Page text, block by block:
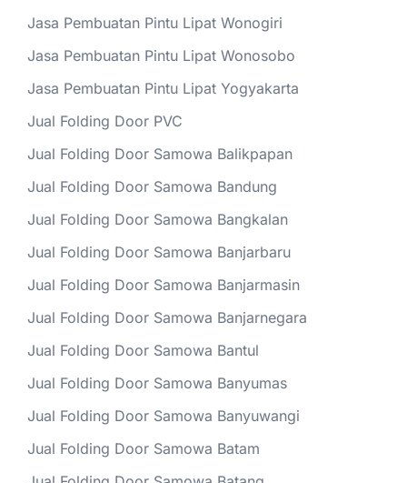
Jasa Pembuatan Pintu Lipat Wonogiri
Jasa Pembuatan Pintu Lipat Wonosobo
Jasa Pembuatan Pintu Lipat Yogyakarta
Jual Folding Door PVC
Jual Folding Door Samowa Balikpapan
Jual Folding Door Samowa Bandung
Jual Folding Door Samowa Bangkalan
Jual Folding Door Samowa Banjarbaru
Jual Folding Door Samowa Banjarmasin
Jual Folding Door Samowa Banjarnegara
Jual Folding Door Samowa Bantul
Jual Folding Door Samowa Banyumas
Jual Folding Door Samowa Banyuwangi
Jual Folding Door Samowa Batam